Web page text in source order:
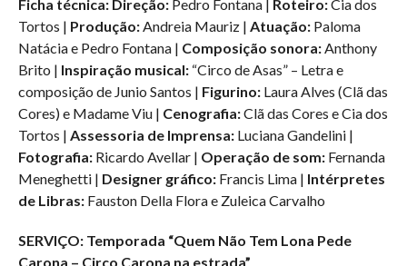
Ficha técnica: Direção: Pedro Fontana | Roteiro:Cia dos
Tortos | Produção:Andreia Mauriz | Atuação:Paloma
Natácia e Pedro Fontana | Composição sonora:Anthony
Brito | Inspiração musical:“Circo de Asas” – Letra e
composição de Junio Santos | Figurino:Laura Alves (Clã das
Cores) e Madame Viu | Cenografia:Clã das Cores e Cia dos
Tortos | Assessoria de Imprensa:Luciana Gandelini |
Fotografia:Ricardo Avellar | Operação de som: Fernanda
Meneghetti | Designer gráfico:Francis Lima | Intérpretes
de Libras:Fauston Della Flora e Zuleica Carvalho
SERVIÇO: Temporada “Quem Não Tem Lona Pede
Carona – Circo Carona na estrada”